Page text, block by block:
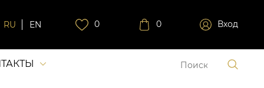
RU EN 0 0 Вход